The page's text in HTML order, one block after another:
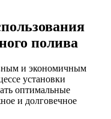
полива
и экономичным
установки
оптимальные
и долговечное